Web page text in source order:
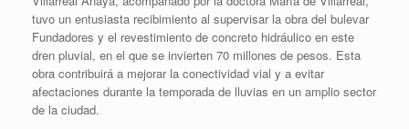
tuvo un entusiasta recibimiento al supervisar la obra del bulevar
Fundadores y el revestimiento de concreto hidráulico en este
dren pluvial, en el que se invierten 70 millones de pesos. Esta
obra contribuirá a mejorar la conectividad vial y a evitar
afectaciones durante la temporada de lluvias en un amplio sector
de la ciudad.